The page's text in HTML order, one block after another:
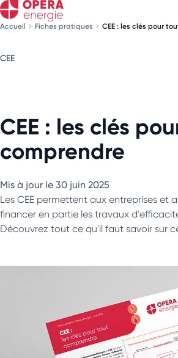
Accueil Fiches pratiques CEE : les clés pour
CEE
CEE : les clés
comprendre
Mis à jour le 30 juin 2025
Les CEE permettent aux entreprises et
financer en partie les travaux
Découvrez tout ce qu'il faut savoir sur